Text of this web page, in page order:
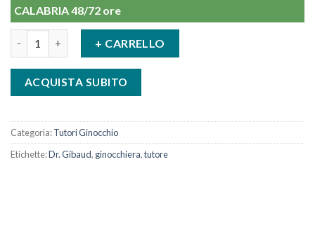
CALABRIA 48/72 ore
+ CARRELLO
ACQUISTA SUBITO
Categoria:Tutori Ginocchio
Etichette:Dr. Gibaud, ginocchiera,tutore